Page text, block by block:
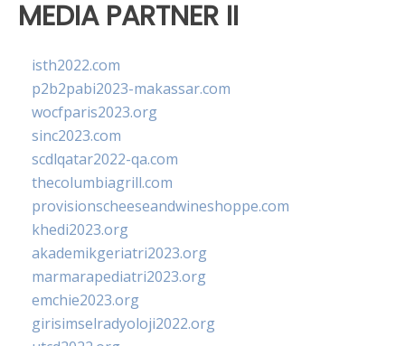
MEDIA PARTNER II
isth2022.com
p2b2pabi2023-makassar.com
wocfparis2023.org
sinc2023.com
scdlqatar2022-qa.com
thecolumbiagrill.com
provisionscheeseandwineshoppe.com
khedi2023.org
akademikgeriatri2023.org
marmarapediatri2023.org
emchie2023.org
girisimselradyoloji2022.org